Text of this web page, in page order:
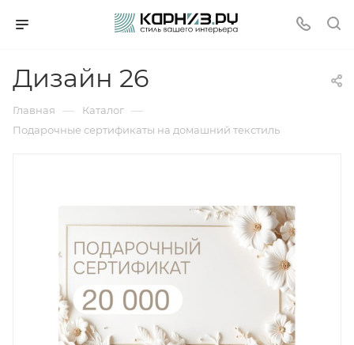
Дизайн 26
Главная — Каталог —
Подарочные сертификаты на домашний текстиль